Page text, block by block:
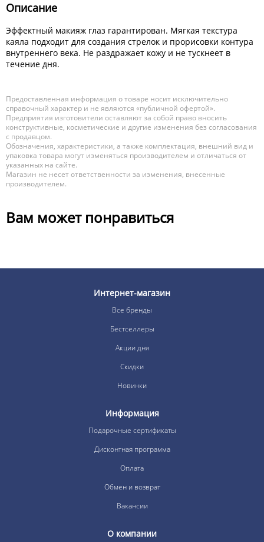
Описание
Эффектный макияж глаз гарантирован. Мягкая текстура
каяла подходит для создания стрелок и прорисовки контура
внутреннего века. Не раздражает кожу и не тускнеет в
течение дня.
Предоставленная информация о товаре носит исключительно
справочный характер и не являются «публичной офертой».
Предприятия изготовители оставляют за собой право вносить
конструктивные, косметические и другие изменения без согласования
с продавцом.
Обозначения, характеристики, а также комплектация, внешний вид и
упаковка товара могут изменяться производителем и отличаться от
указанных на сайте.
Магазин не несет ответственности за изменения, внесенные
производителем.
Вам может понравиться
Интернет-магазин
Все бренды
Бестселлеры
Акции дня
Скидки
Новинки
Информация
Подарочные сертификаты
Дисконтная программа
Оплата
Обмен и возврат
Вакансии
О компании